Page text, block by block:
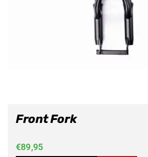
Front Fork
€89,95